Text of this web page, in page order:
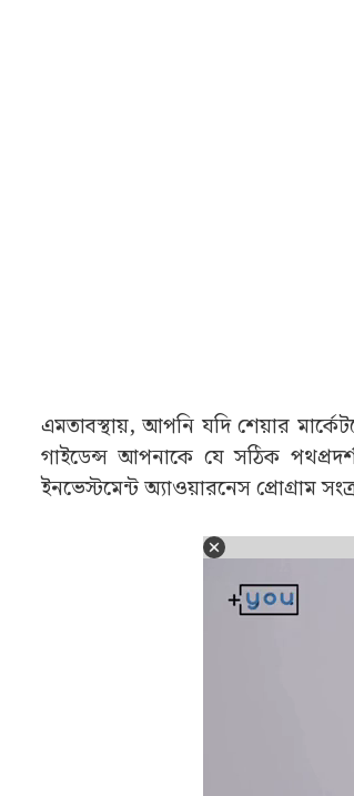
এমতাবস্থায়, আপনি যদি শেয়ার
গাইডেন্স আপনাকে যে সঠিক
ইনভেস্টমেন্ট অ্যাওয়ারনেস প্রোগ্রাম